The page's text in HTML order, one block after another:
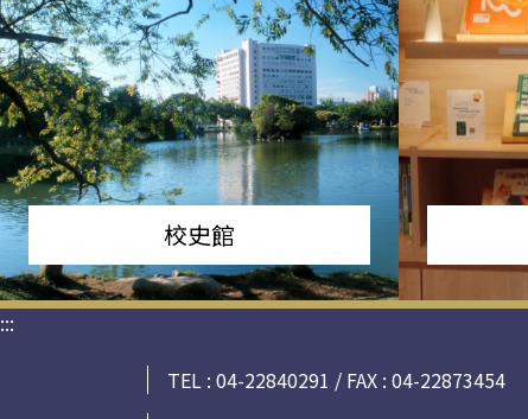
校史館
:::
TEL : 04-22840291 / FAX : 04-22873454